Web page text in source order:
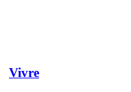
Vivre